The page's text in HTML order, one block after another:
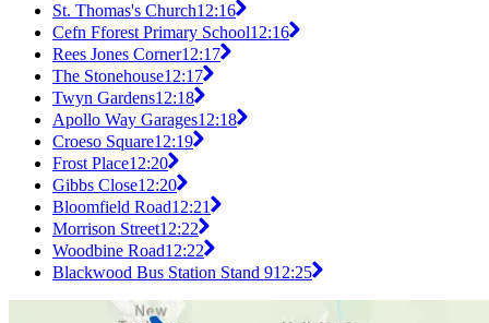
St. Thomas's Church12:16
Cefn Fforest Primary School12:16
Rees Jones Corner12:17
The Stonehouse12:17
Twyn Gardens12:18
Apollo Way Garages12:18
Croeso Square12:19
Frost Place12:20
Gibbs Close12:20
Bloomfield Road12:21
Morrison Street12:22
Woodbine Road12:22
Blackwood Bus Station Stand 912:25